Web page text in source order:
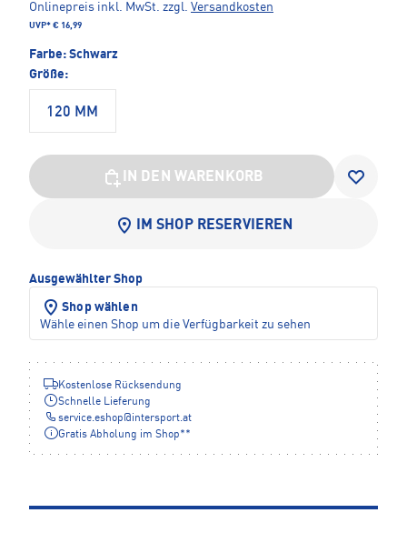
Onlinepreis inkl. MwSt. zzgl. Versandkosten
UVP* € 16,99
Farbe: Schwarz
Größe:
120 MM
IN DEN WARENKORB
IM SHOP RESERVIEREN
Ausgewählter Shop
Shop wählen
Wähle einen Shop um die Verfügbarkeit zu sehen
Kostenlose Rücksendung
Schnelle Lieferung
service.eshop@intersport.at
Gratis Abholung im Shop**